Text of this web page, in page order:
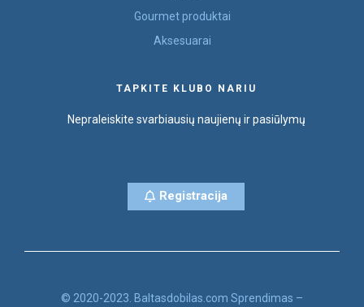
Gourmet produktai
Aksesuarai
TAPKITE KLUBO NARIU
Nepraleiskite svarbiausių naujienų ir pasiūlymų
Registracija
© 2020-2023. Baltasdobilas.com Sprendimas –